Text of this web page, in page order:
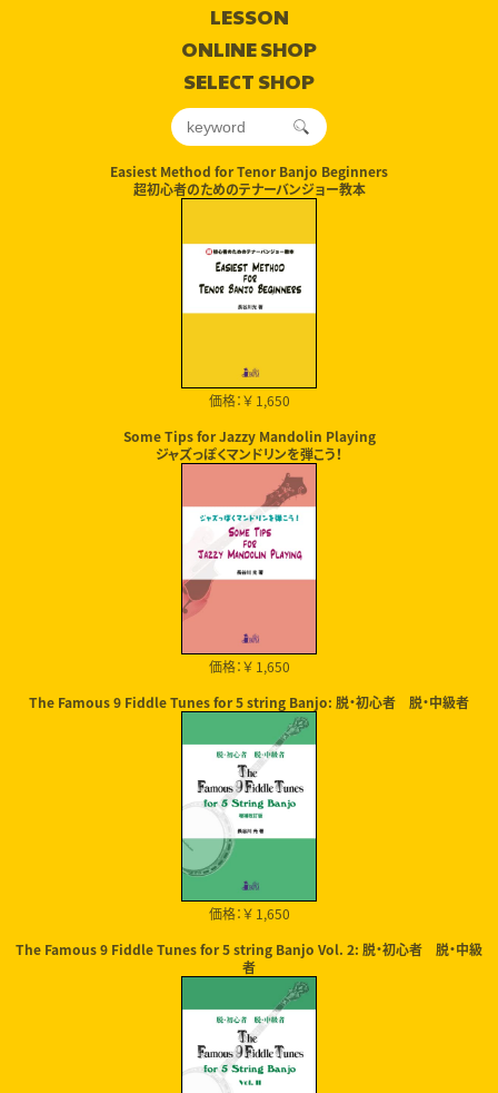
LESSON
ONLINE SHOP
SELECT SHOP
Easiest Method for Tenor Banjo Beginners
超初心者のためのテナーバンジョー教本
価格：￥ 1,650
Some Tips for Jazzy Mandolin Playing
ジャズっぽくマンドリンを弾こう！
価格：￥ 1,650
The Famous 9 Fiddle Tunes for 5 string Banjo: 脱・初心者 脱・中級者
価格：￥ 1,650
The Famous 9 Fiddle Tunes for 5 string Banjo Vol. 2: 脱・初心者 脱・中級
者